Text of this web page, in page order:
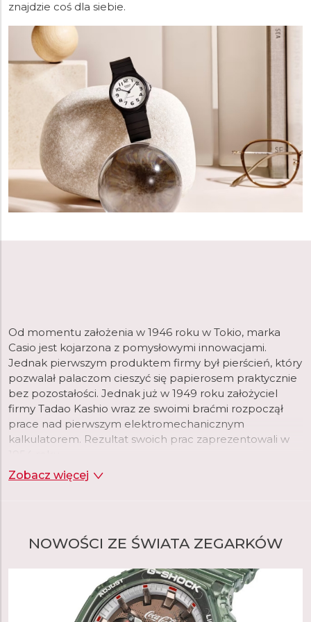
znajdzie coś dla siebie.
Od momentu założenia w 1946 roku w Tokio, marka
Casio jest kojarzona z pomysłowymi innowacjami.
Jednak pierwszym produktem firmy był pierścień, który
pozwalał palaczom cieszyć się papierosem praktycznie
bez pozostałości. Jednak już w 1949 roku założyciel
firmy Tadao Kashio wraz ze swoimi braćmi rozpoczął
prace nad pierwszym elektromechanicznym
kalkulatorem. Rezultat swoich prac zaprezentowali w
Dwadzieścia lat później, gdy firma rozszerzała swoje
z cyfrowym wyświetlaniem czasu, początkowo
jako okazję do wykorzystania swojej zaawansowanej
technologii układów scalonych opracowanej specjalnie
dla kalkulatorów. W rezultacie pierwszy Casiotron był
również pierwszym zegarkiem z automatycznym
Zobacz więcej
NOWOŚCI ZE ŚWIATA ZEGARKÓW